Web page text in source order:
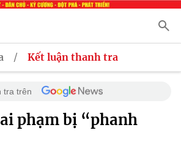
/ Kết luận thanh tra
tra trên
phạm bị “phanh